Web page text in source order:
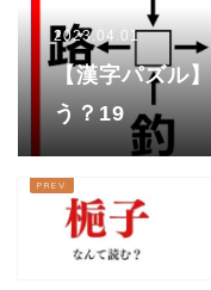
2023.04.01
【漢字パズル
う？19